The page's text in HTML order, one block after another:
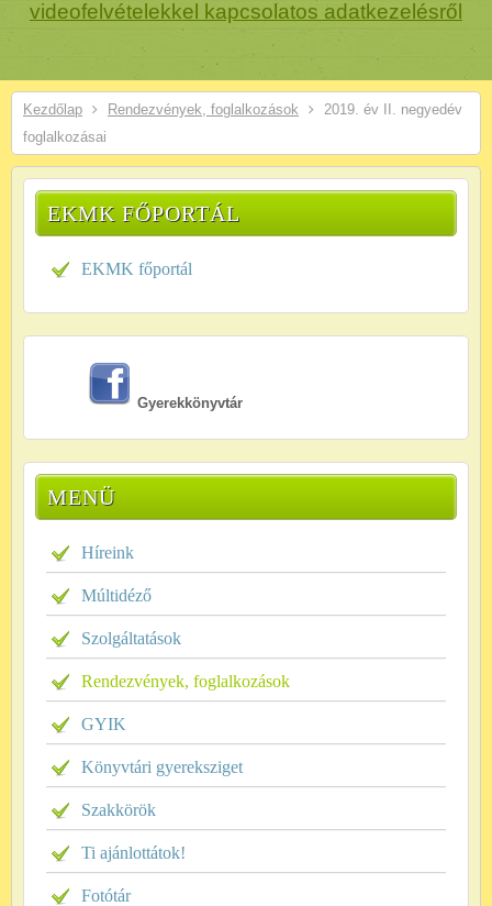
videofelvételekkel kapcsolatos adatkezelésről
Kezdőlap Rendezvények, foglalkozások
2019. év II. negyedév
foglalkozásai
EKMK FŐPORTÁL
EKMK főportál
Gyerekkönyvtár
MENÜ
Híreink
Múltidéző
Szolgáltatások
Rendezvények, foglalkozások
GYIK
Könyvtári gyereksziget
Szakkörök
Ti ajánlottátok!
Fotótár